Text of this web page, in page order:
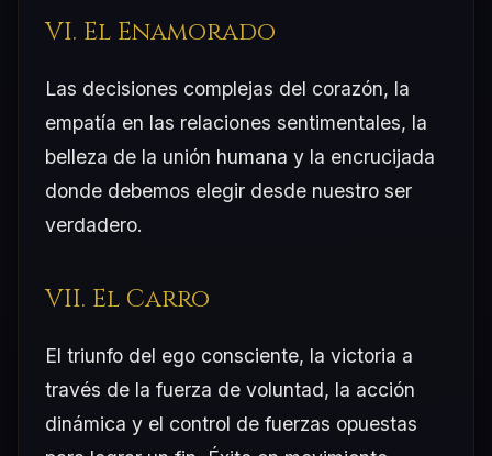
VI. El Enamorado
Las decisiones complejas del corazón, la
empatía en las relaciones sentimentales, la
belleza de la unión humana y la encrucijada
donde debemos elegir desde nuestro ser
verdadero.
VII. El Carro
El triunfo del ego consciente, la victoria a
través de la fuerza de voluntad, la acción
dinámica y el control de fuerzas opuestas